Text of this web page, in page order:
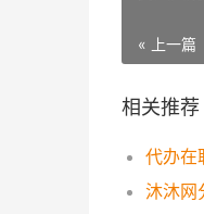
« 上一篇
相关推荐
代办在
沐沐网